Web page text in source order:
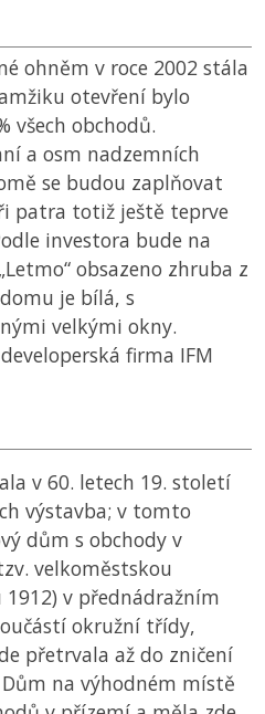
ohněm v roce 2002 stála
otevření bylo
všech obchodů.
a osm nadzemních
se budou zaplňovat
patra totiž ještě teprve
investora bude na
obsazeno zhruba z
je bílá, s
velkými okny.
firma IFM
v 60. letech 19. století
výstavba; v tomto
dům s obchody v
velkoměstskou
v přednádražním
okružní třídy,
přetrvala až do zničení
na výhodném místě